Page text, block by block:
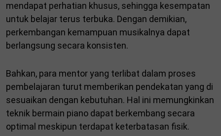
mendapat perhatian khusus, sehingga kesempatan
untuk belajar terus terbuka. Dengan demikian,
perkembangan kemampuan musikalnya dapat
berlangsung secara konsisten.
Bahkan, para mentor yang terlibat dalam proses
pembelajaran turut memberikan pendekatan yang di
sesuaikan dengan kebutuhan. Hal ini memungkinkan
teknik bermain piano dapat berkembang secara
optimal meskipun terdapat keterbatasan fisik.